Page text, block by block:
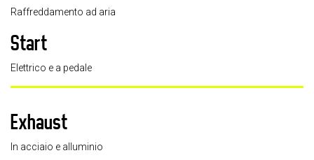
Raffreddamento ad aria
Start
Elettrico e a pedale
Exhaust
In acciaio e alluminio